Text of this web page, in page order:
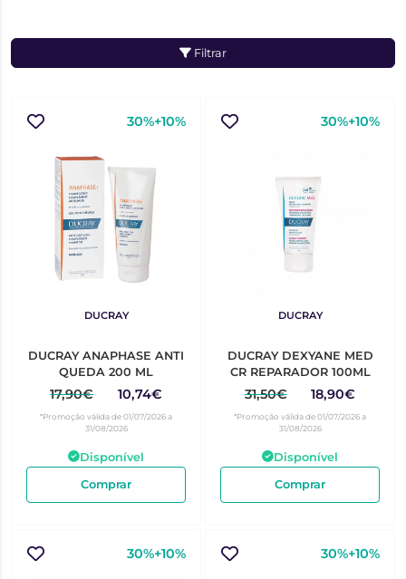
Filtrar
30%+10%
DUCRAY
DUCRAY ANAPHASE ANTI
QUEDA 200 ML
17,90€ 10,74€
*Promoção válida de 01/07/2026 a
31/08/2026
Disponível
Comprar
30%+10%
DUCRAY
DUCRAY DEXYANE MED
CR REPARADOR 100ML
31,50€ 18,90€
*Promoção válida de 01/07/2026 a
31/08/2026
Disponível
Comprar
30%+10% 30%+10%